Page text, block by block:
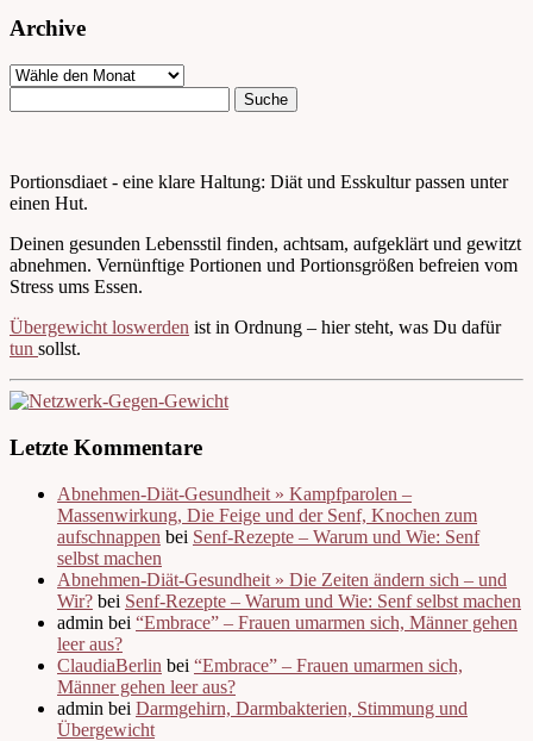
Archive
Portionsdiaet - eine klare Haltung: Diät und Esskultur passen unter
einen Hut.
Deinen gesunden Lebensstil finden, achtsam, aufgeklärt und gewitzt
abnehmen. Vernünftige Portionen und Portionsgrößen befreien vom
Stress ums Essen.
Übergewicht loswerden ist in Ordnung – hier steht, was Du dafür
tun sollst.
Letzte Kommentare
Abnehmen-Diät-Gesundheit » Kampfparolen –
Massenwirkung, Die Feige und der Senf, Knochen zum
aufschnappen bei Senf-Rezepte – Warum und Wie: Senf
selbst machen
Abnehmen-Diät-Gesundheit » Die Zeiten ändern sich – und
Wir? bei Senf-Rezepte – Warum und Wie: Senf selbst machen
admin bei “Embrace” – Frauen umarmen sich, Männer gehen
leer aus?
ClaudiaBerlin bei “Embrace” – Frauen umarmen sich,
Männer gehen leer aus?
admin bei Darmgehirn, Darmbakterien, Stimmung und
Übergewicht